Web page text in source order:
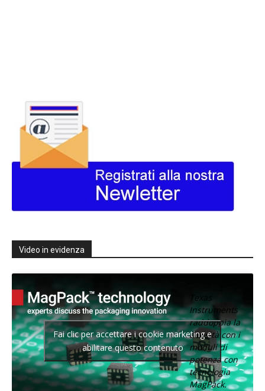
Video in evidenza
Texas
Instruments
raddoppia la
densità con i
moduli di
potenza con
tecnologia
MagPack.
Fai clic per accettare i cookie marketing e
abilitare questo contenuto